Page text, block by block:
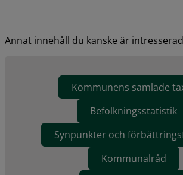
Annat innehåll du kanske är
Kommunens samlade
Befolkningsstatistik
Synpunkter och
Kommunalråd